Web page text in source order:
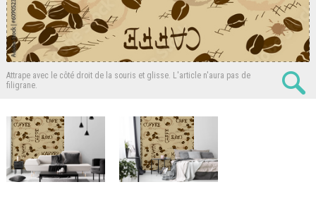
Attrape avec le côté droit de la souris et glisse. L'article n'aura pas de
filigrane.